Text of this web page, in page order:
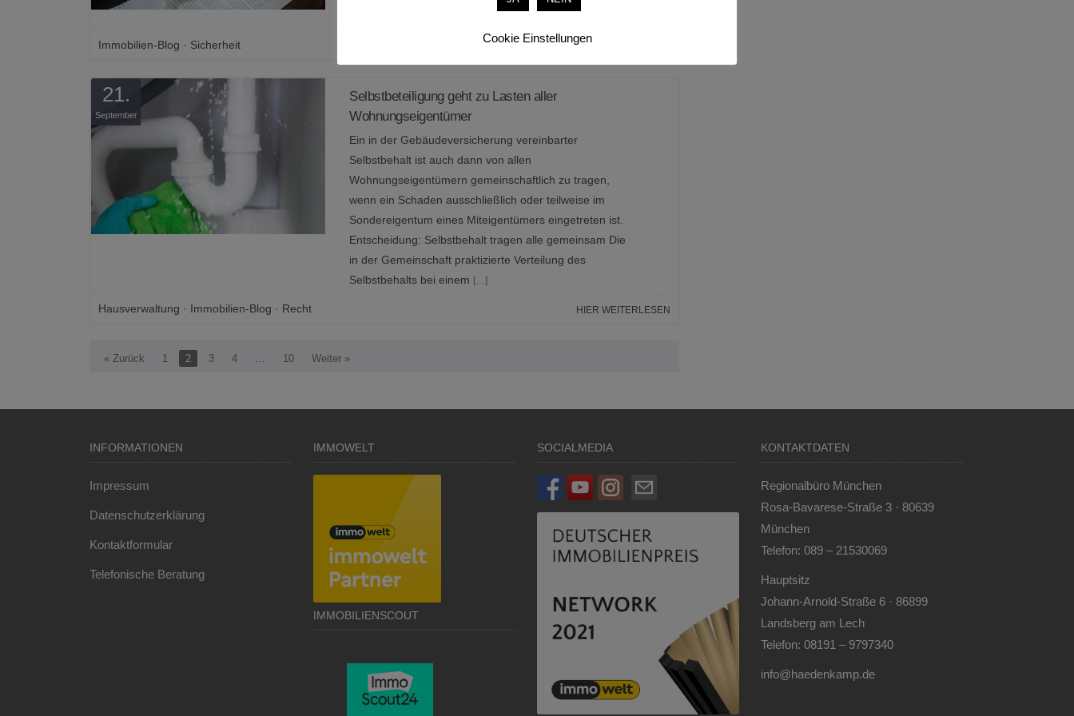
Immobilien-Blog · Sicherheit HIER WEITERLESEN
21.
September
Selbstbeteiligung geht zu Lasten aller
Wohnungseigentümer
Ein in der Gebäudeversicherung vereinbarter
Selbstbehalt ist auch dann von allen
Wohnungseigentümern gemeinschaftlich zu tragen,
wenn ein Schaden ausschließlich oder teilweise im
Sondereigentum eines Miteigentümers eingetreten ist.
Entscheidung: Selbstbehalt tragen alle gemeinsam Die
in der Gemeinschaft praktizierte Verteilung des
Selbstbehalts bei einem […]
Hausverwaltung · Immobilien-Blog · Recht HIER WEITERLESEN
« Zurück 1 2 3 4 10 Weiter »
INFORMATIONEN
Impressum
Datenschutzerklärung
Kontaktformular
Telefonische Beratung
IMMOWELT
IMMOBILIENSCOUT
SOCIALMEDIA KONTAKTDATEN
Regionalbüro München
Rosa-Bavarese-Straße 3 · 80639
München
Telefon: 089 – 21530069
Hauptsitz
Johann-Arnold-Straße 6 · 86899
Landsberg am Lech
Telefon: 08191 – 9797340
info@haedenkamp.de
Cookie Einstellungen